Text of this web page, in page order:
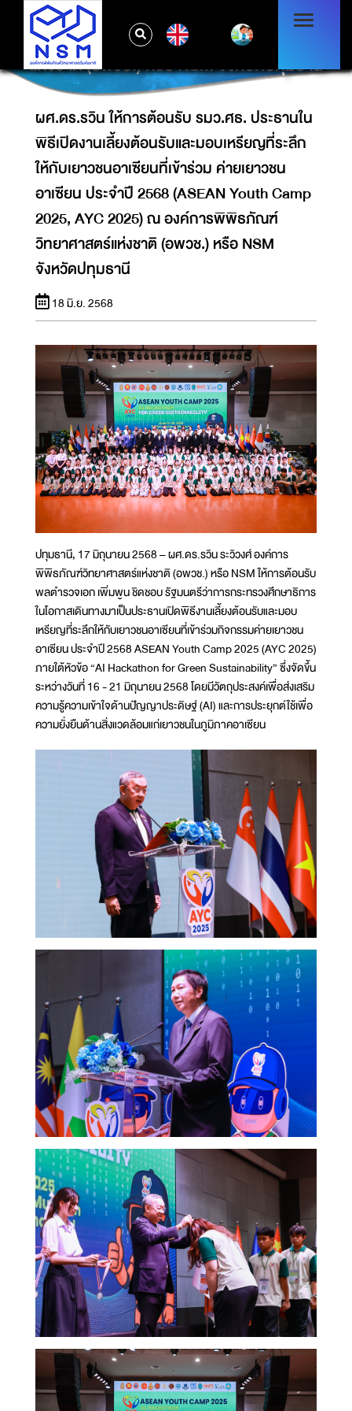
กับเยาวชนอาเซียนที่เข้าร่วม ค่ายเยาวชนอาเซียน
ประจำปี 2568 (ASEAN YOUTH CAMP 2025,
AYC 2025) ณ องค์การพิพิธภัณฑ์วิทยาศาสตร์
แห่งชาติ (อพวช.) หรือ NSM จังหวัดปทุมธานี
ผศ.ดร.รวิน ให้การต้อนรับ รมว.ศธ. ประธานใน
พิธีเปิดงานเลี้ยงต้อนรับและมอบเหรียญที่ระลึก
ให้กับเยาวชนอาเซียนที่เข้าร่วม ค่ายเยาวชน
อาเซียน ประจำปี 2568 (ASEAN Youth Camp
2025, AYC 2025) ณ องค์การพิพิธภัณฑ์
วิทยาศาสตร์แห่งชาติ (อพวช.) หรือ NSM
จังหวัดปทุมธานี
18 มิ.ย. 2568
ปทุมธานี, 17 มิถุนายน 2568 – ผศ.ดร.รวิน ระวิวงศ์ องค์การ
พิพิธภัณฑ์วิทยาศาสตร์แห่งชาติ (อพวช.) หรือ NSM ให้การต้อนรับ
พลตำรวจเอก เพิ่มพูน ชิดชอบ รัฐมนตรีว่าการกระทรวงศึกษาธิการ
ในโอกาสเดินทางมาเป็นประธานเปิดพิธีงานเลี้ยงต้อนรับและมอบ
เหรียญที่ระลึกให้กับเยาวชนอาเซียนที่เข้าร่วมกิจกรรมค่ายเยาวชน
อาเซียน ประจำปี 2568 ASEAN Youth Camp 2025 (AYC 2025)
ภายใต้หัวข้อ “AI Hackathon for Green Sustainability” ซึ่งจัดขึ้น
ระหว่างวันที่ 16 - 21 มิถุนายน 2568 โดยมีวัตถุประสงค์เพื่อส่งเสริม
ความรู้ความเข้าใจด้านปัญญาประดิษฐ์ (AI) และการประยุกต์ใช้เพื่อ
ความยั่งยืนด้านสิ่งแวดล้อมแก่เยาวชนในภูมิภาคอาเซียน